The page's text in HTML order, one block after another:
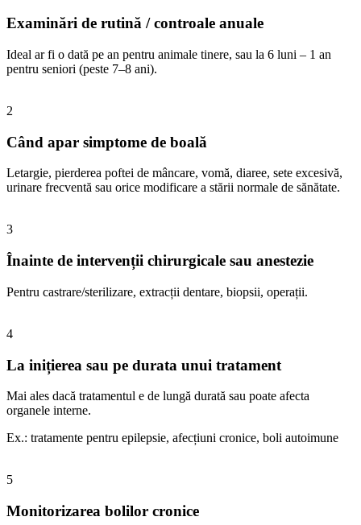
Examinări de rutină / controale anuale
Ideal ar fi o dată pe an pentru animale tinere, sau la 6 luni – 1 an
pentru seniori (peste 7–8 ani).
2
Când apar simptome de boală
Letargie, pierderea poftei de mâncare, vomă, diaree, sete excesivă,
urinare frecventă sau orice modificare a stării normale de sănătate.
3
Înainte de intervenții chirurgicale sau anestezie
Pentru castrare/sterilizare, extracții dentare, biopsii, operații.
4
La inițierea sau pe durata unui tratament
Mai ales dacă tratamentul e de lungă durată sau poate afecta
organele interne.
Ex.: tratamente pentru epilepsie, afecțiuni cronice, boli autoimune
5
Monitorizarea bolilor cronice